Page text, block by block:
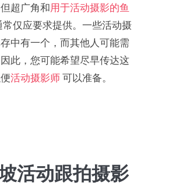
超广角和用于活动摄影的鱼
常仅应要求提供。一些活动摄
中有一个，而其他人可能需
此，您可能希望尽早传达这
活动摄影师可以准备。
活动跟拍摄影